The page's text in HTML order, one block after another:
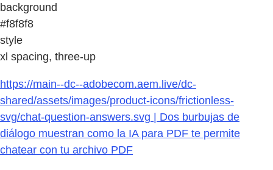
background
#f8f8f8
style
xl spacing, three-up
https://main--dc--adobecom.aem.live/dc-
shared/assets/images/product-icons/frictionless-
svg/chat-question-answers.svg | Dos burbujas de
diálogo muestran como la IA para PDF te permite
chatear con tu archivo PDF